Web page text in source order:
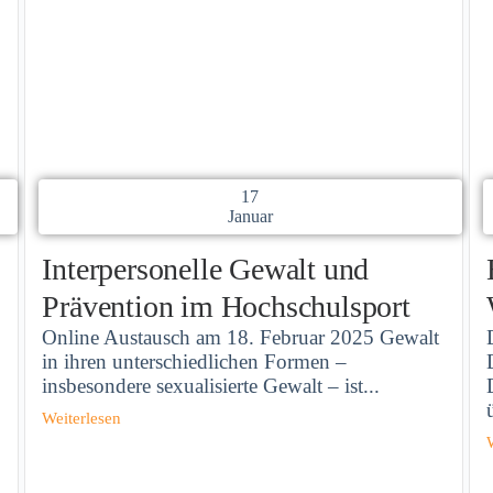
17
Januar
Interpersonelle Gewalt und
Prävention im Hochschulsport
Online Austausch am 18. Februar 2025 Gewalt
in ihren unterschiedlichen Formen –
insbesondere sexualisierte Gewalt – ist...
Weiterlesen